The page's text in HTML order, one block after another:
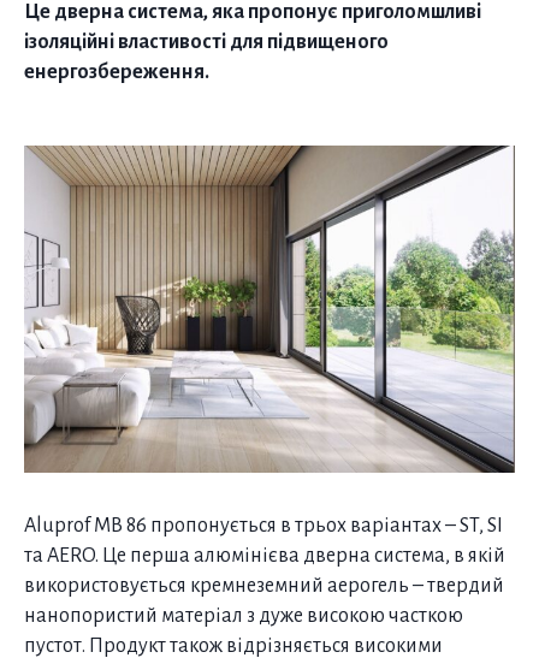
Це дверна система, яка пропонує приголомшливі
ізоляційні властивості для підвищеного
енергозбереження.
Aluprof MB 86 пропонується в трьох варіантах – ST, SI
та AERO. Це перша алюмінієва дверна система, в якій
використовується кремнеземний аерогель – твердий
нанопористий матеріал з дуже високою часткою
пустот. Продукт також відрізняється високими